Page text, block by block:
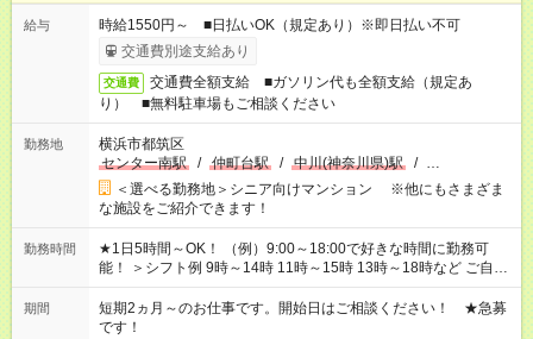
給与
時給1550円～ ■日払いOK（規定あり）※即日払い不可
交通費別途支給あり
交通費
交通費全額支給 ■ガソリン代も全額支給（規定あ
り） ■無料駐車場もご相談ください
勤務地
横浜市都筑区
センター南駅
/ 仲町台駅 / 中川(神奈川県)駅 / …
＜選べる勤務地＞シニア向けマンション ※他にもさまざま
な施設をご紹介できます！
勤務時間
★1日5時間～OK！ （例）9:00～18:00で好きな時間に勤務可
能！ ＞シフト例 9時～14時 11時～15時 13時～18時など ご自身
のご都合に合わせて勤務時間をご相談ください！ ★家庭の都合
でお休みや時間の調整が必要な場合も遠慮なくご相談くださ
い。
期間
短期2ヵ月～のお仕事です。開始日はご相談ください！ ★急募
です！